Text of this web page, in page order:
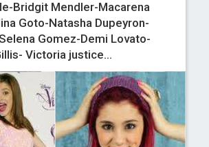
Bridgit Mendler-Macarena
Goto-Natasha Dupeyron-
Gomez-Demi Lovato-
Victoria justice...